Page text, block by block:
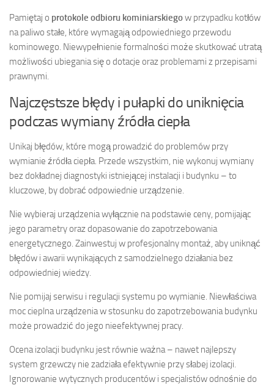
Pamiętaj o protokole odbioru kominiarskiegow przypadku kotłów
na paliwo stałe, które wymagają odpowiedniego przewodu
kominowego. Niewypełnienie formalności może skutkować utratą
możliwości ubiegania się o dotacje oraz problemami z przepisami
prawnymi.
Najczęstsze błędy i pułapki do uniknięcia
podczas wymiany źródła ciepła
Unikaj błędów, które mogą prowadzić do problemów przy
wymianie źródła ciepła. Przede wszystkim, nie wykonuj wymiany
bez dokładnej diagnostyki istniejącej instalacji i budynku – to
kluczowe, by dobrać odpowiednie urządzenie.
Nie wybieraj urządzenia wyłącznie na podstawie ceny, pomijając
jego parametry oraz dopasowanie do zapotrzebowania
energetycznego. Zainwestuj w profesjonalny montaż, aby uniknąć
błędów i awarii wynikających z samodzielnego działania bez
odpowiedniej wiedzy.
Nie pomijaj serwisu i regulacji systemu po wymianie. Niewłaściwa
moc cieplna urządzenia w stosunku do zapotrzebowania budynku
może prowadzić do jego nieefektywnej pracy.
Ocena izolacji budynku jest równie ważna – nawet najlepszy
system grzewczy nie zadziała efektywnie przy słabej izolacji.
Ignorowanie wytycznych producentów i specjalistów odnośnie do